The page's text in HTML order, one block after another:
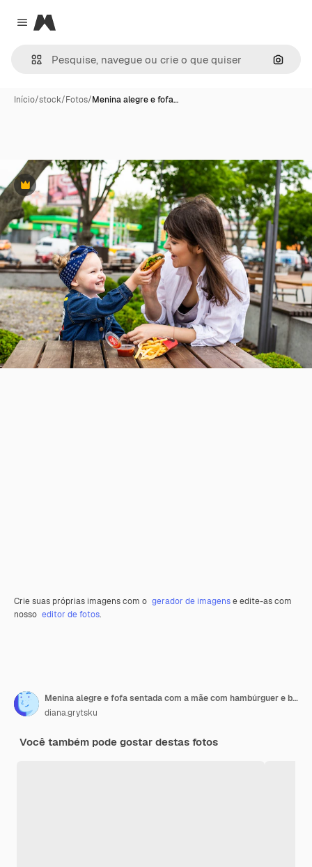
Close menu
Magnific
Início/stock/Fotos/Menina alegre e fofa…
Premium
Crie suas próprias imagens com o gerador de imagense edite-as com
nosso editor de fotos.
Menina alegre e fofa sentada com a mãe com hambúrguer e batatas fritas na mesa em um café
diana.grytsku
Você também pode gostar destas fotos